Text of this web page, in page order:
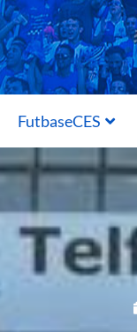
FutbaseCES